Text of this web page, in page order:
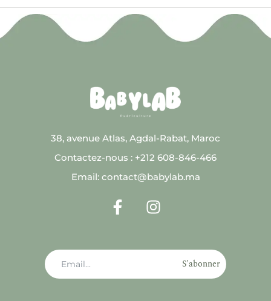
38, avenue Atlas, Agdal-Rabat, Maroc
Contactez-nous : +212 608-846-466
Email: contact@babylab.ma
S'abonner